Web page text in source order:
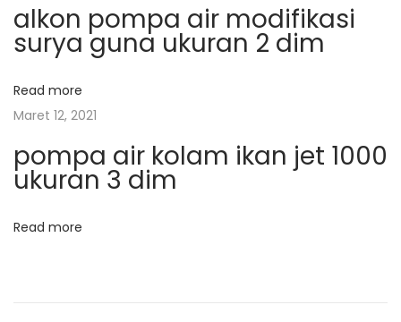
i
o
s
m
b
l
a
i
alkon pompa air modifikasi
surya guna ukuran 2 dim
Read more
Maret 12, 2021
pompa air kolam ikan jet 1000
ukuran 3 dim
Read more